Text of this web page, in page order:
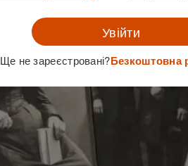
Увійти
Ще не зареєстровані?Безкоштовна